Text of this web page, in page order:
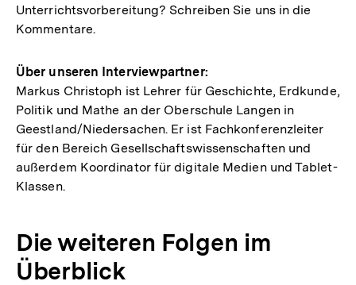
Unterrichtsvorbereitung? Schreiben Sie uns in die
Kommentare.
Über unseren Interviewpartner:
Markus Christoph ist Lehrer für Geschichte, Erdkunde,
Politik und Mathe an der Oberschule Langen in
Geestland/Niedersachen. Er ist Fachkonferenzleiter
für den Bereich Gesellschaftswissenschaften und
außerdem Koordinator für digitale Medien und Tablet-
Klassen.
Die weiteren Folgen im
Überblick